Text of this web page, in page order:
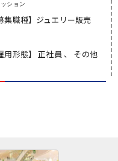
ション
集職種】ジュエリー販売
用形態】 正社員 、 その他